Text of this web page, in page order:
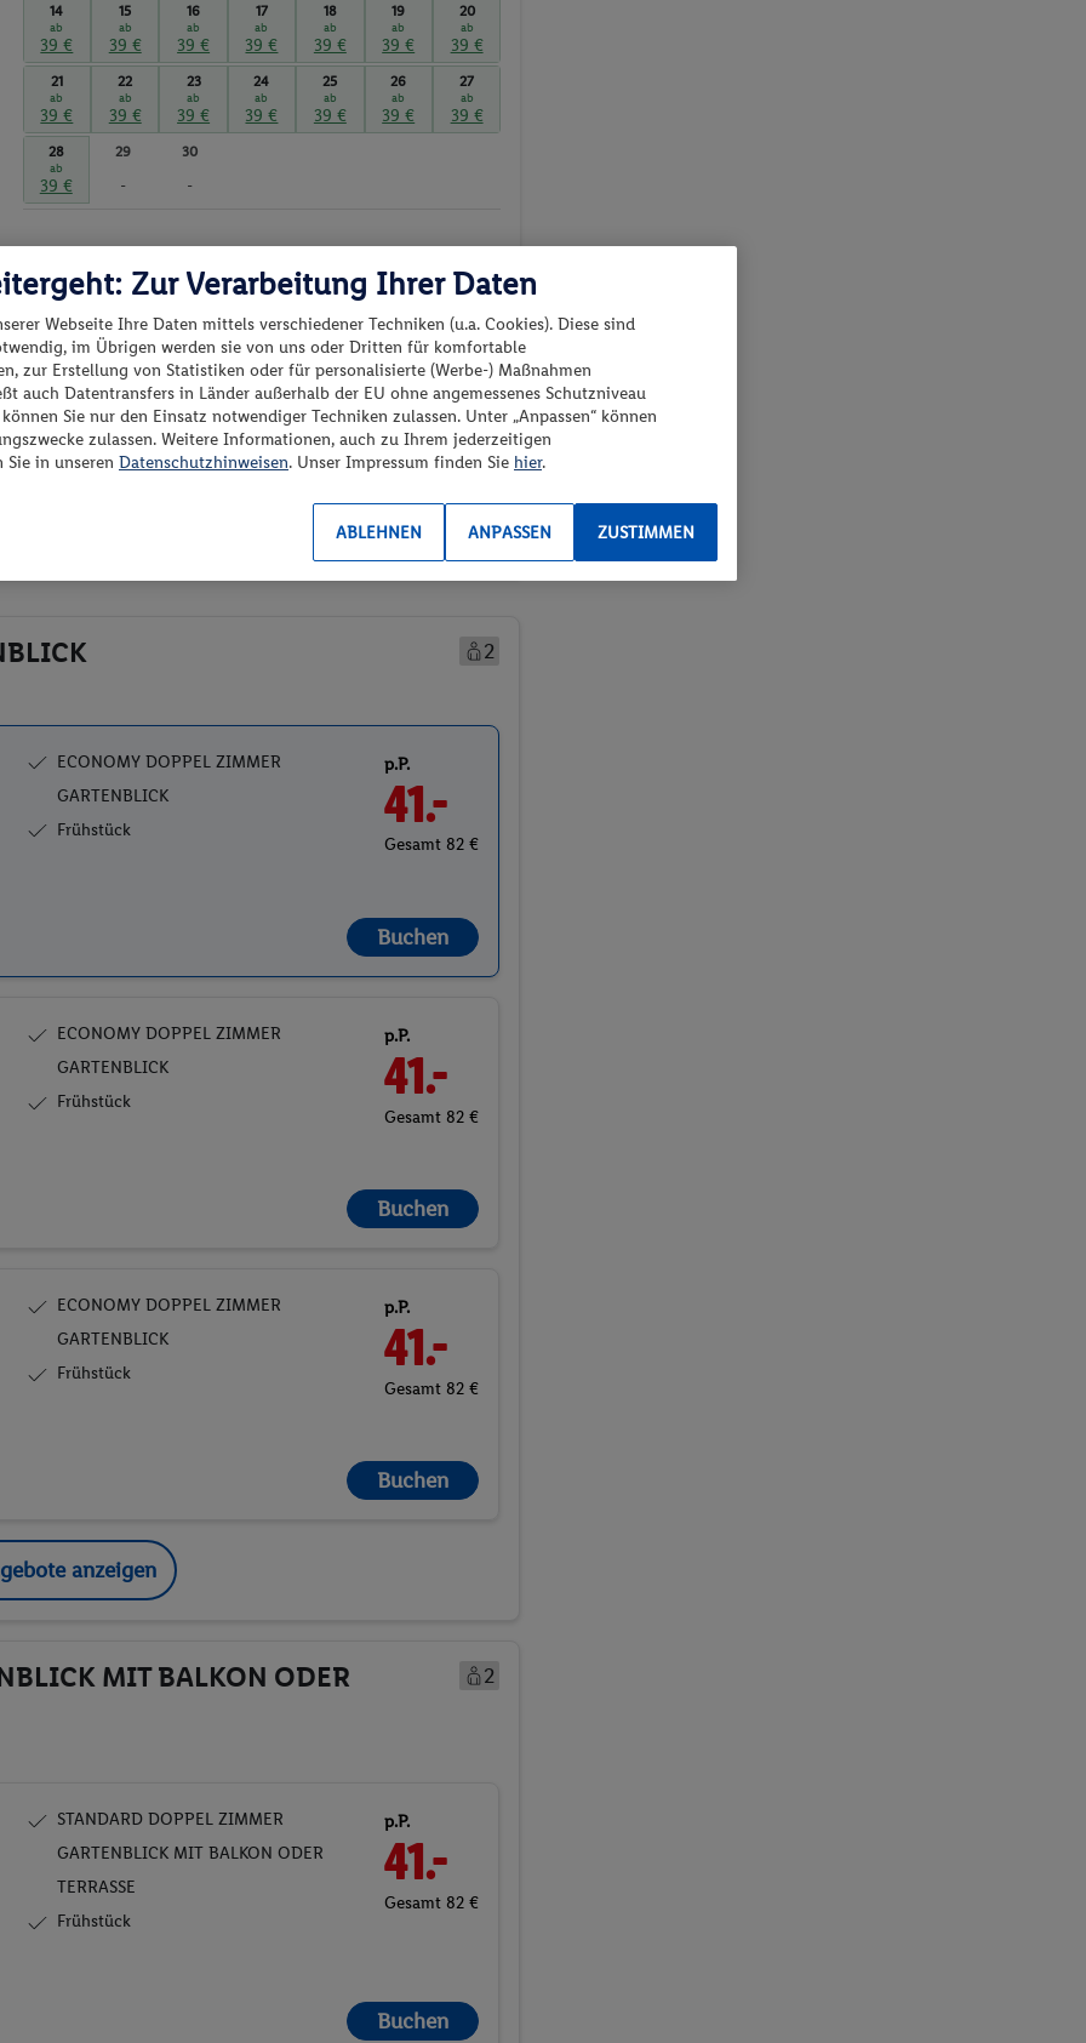
14
ab
39 €
15
ab
39 €
16
ab
39 €
17
ab
39 €
18
ab
39 €
19
ab
39 €
20
ab
39 €
21
ab
39 €
22
ab
39 €
23
ab
39 €
24
ab
39 €
25
ab
39 €
26
ab
39 €
27
ab
39 €
28
ab
39 €
29
-
30
-
Günstigster Preis p.P.
Preis aufsteigend
2
ECONOMY DOPPEL ZIMMER
GARTENBLICK
Frühstück
p.P.
41.-
Gesamt 82 €
Buchen
ECONOMY DOPPEL ZIMMER
GARTENBLICK
Frühstück
p.P.
41.-
Gesamt 82 €
Buchen
ECONOMY DOPPEL ZIMMER
GARTENBLICK
Frühstück
p.P.
41.-
Gesamt 82 €
Buchen
anzeigen
MIT BALKON ODER
2
STANDARD DOPPEL ZIMMER
GARTENBLICK MIT BALKON ODER
TERRASSE
Frühstück
p.P.
41.-
Gesamt 82 €
Buchen
Zur Verarbeitung Ihrer Daten
Webseite Ihre Daten mittels verschiedener Techniken (u.a. Cookies). Diese sind
im Übrigen werden sie von uns oder Dritten für komfortable
zur Erstellung von Statistiken oder für personalisierte (Werbe-) Maßnahmen
auch Datentransfers in Länder außerhalb der EU ohne angemessenes Schutzniveau
Sie nur den Einsatz notwendiger Techniken zulassen. Unter „Anpassen“ können
zulassen. Weitere Informationen, auch zu Ihrem jederzeitigen
in unseren Datenschutzhinweisen. Unser Impressum finden Sie hier.
ZUSTIMMEN
ANPASSEN
ABLEHNEN